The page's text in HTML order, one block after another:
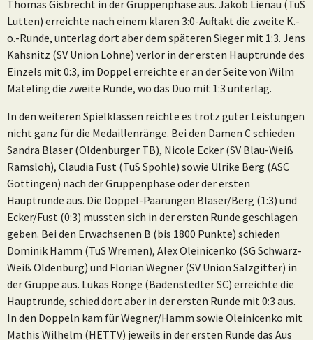
Thomas Gisbrecht in der Gruppenphase aus. Jakob Lienau (TuS
Lutten) erreichte nach einem klaren 3:0-Auftakt die zweite K.-
o.-Runde, unterlag dort aber dem späteren Sieger mit 1:3. Jens
Kahsnitz (SV Union Lohne) verlor in der ersten Hauptrunde des
Einzels mit 0:3, im Doppel erreichte er an der Seite von Wilm
Mäteling die zweite Runde, wo das Duo mit 1:3 unterlag.
In den weiteren Spielklassen reichte es trotz guter Leistungen
nicht ganz für die Medaillenränge. Bei den Damen C schieden
Sandra Blaser (Oldenburger TB), Nicole Ecker (SV Blau-Weiß
Ramsloh), Claudia Fust (TuS Spohle) sowie Ulrike Berg (ASC
Göttingen) nach der Gruppenphase oder der ersten
Hauptrunde aus. Die Doppel-Paarungen Blaser/Berg (1:3) und
Ecker/Fust (0:3) mussten sich in der ersten Runde geschlagen
geben. Bei den Erwachsenen B (bis 1800 Punkte) schieden
Dominik Hamm (TuS Wremen), Alex Oleinicenko (SG Schwarz-
Weiß Oldenburg) und Florian Wegner (SV Union Salzgitter) in
der Gruppe aus. Lukas Ronge (Badenstedter SC) erreichte die
Hauptrunde, schied dort aber in der ersten Runde mit 0:3 aus.
In den Doppeln kam für Wegner/Hamm sowie Oleinicenko mit
Mathis Wilhelm (HETTV) jeweils in der ersten Runde das Aus